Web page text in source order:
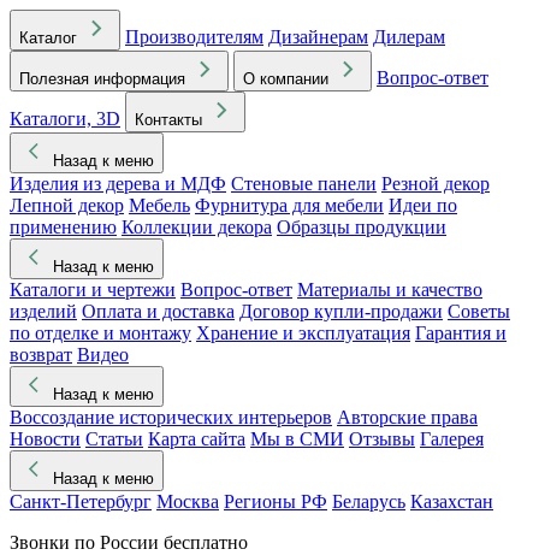
Каталог Производителям Дизайнерам Дилерам
Полезная информация О компании
Вопрос-ответ
Каталоги, 3D
Контакты
Назад к меню
Изделия из дерева и МДФ Стеновые панели Резной декор
Лепной декор Мебель Фурнитура для мебели Идеи по
применению Коллекции декора Образцы продукции
Назад к меню
Каталоги и чертежи Вопрос-ответ Материалы и качество
изделий Оплата и доставка Договор купли-продажи Советы
по отделке и монтажу Хранение и эксплуатация Гарантия и
возврат Видео
Назад к меню
Воссоздание исторических интерьеров Авторские права
Новости Статьи Карта сайта Мы в СМИ Отзывы Галерея
Назад к меню
Санкт-Петербург Москва Регионы РФ Беларусь Казахстан
Звонки по России бесплатно